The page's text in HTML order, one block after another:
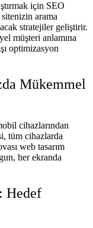
için SEO
arama
stratejiler geliştirir.
müşteri anlamına
optimizasyon
Mükemmel
cihazlarından
tüm cihazlarda
web tasarım
her ekranda
Hedef